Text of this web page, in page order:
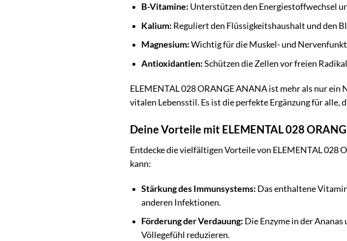
B-Vitamine: Unterstützen den Energiestoffwechsel
Kalium: Reguliert den Flüssigkeitshaushalt und den
Magnesium:Wichtig für die Muskel- und
Antioxidantien:Schützen die Zellen vor freien
ELEMENTAL 028 ORANGE ANANA ist mehr als nur
vitalen Lebensstil. Es ist die perfekte Ergänzung für alle,
Deine Vorteile mit ELEMENTAL 028
Entdecke die vielfältigen Vorteile von ELEMENTAL 028
kann:
Stärkung des Immunsystems: Das enthaltene
anderen Infektionen.
Förderung der Verdauung: Die Enzyme in der
Völlegefühl reduzieren.